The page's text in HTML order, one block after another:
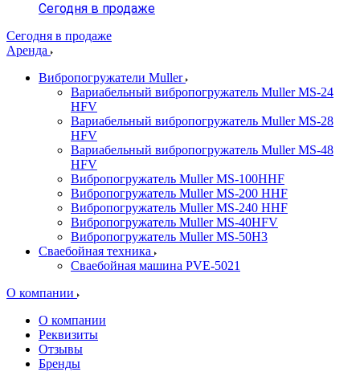
Сегодня в продаже
Сегодня в продаже
Аренда
Вибропогружатели Muller
Вариабельный вибропогружатель Muller MS-24
HFV
Вариабельный вибропогружатель Muller MS-28
HFV
Вариабельный вибропогружатель Muller MS-48
HFV
Вибропогружатель Muller MS-100HHF
Вибропогружатель Muller MS-200 HHF
Вибропогружатель Muller MS-240 HHF
Вибропогружатель Muller MS-40HFV
Вибропогружатель Muller MS-50H3
Сваебойная техника
Сваебойная машина PVE-5021
О компании
О компании
Реквизиты
Отзывы
Бренды